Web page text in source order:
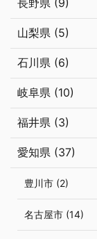
長野県 (9)
山梨県 (5)
石川県 (6)
岐阜県 (10)
福井県 (3)
愛知県 (37)
豊川市 (2)
名古屋市 (14)